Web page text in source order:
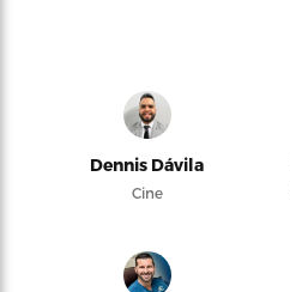
Dennis Dávila
Cine